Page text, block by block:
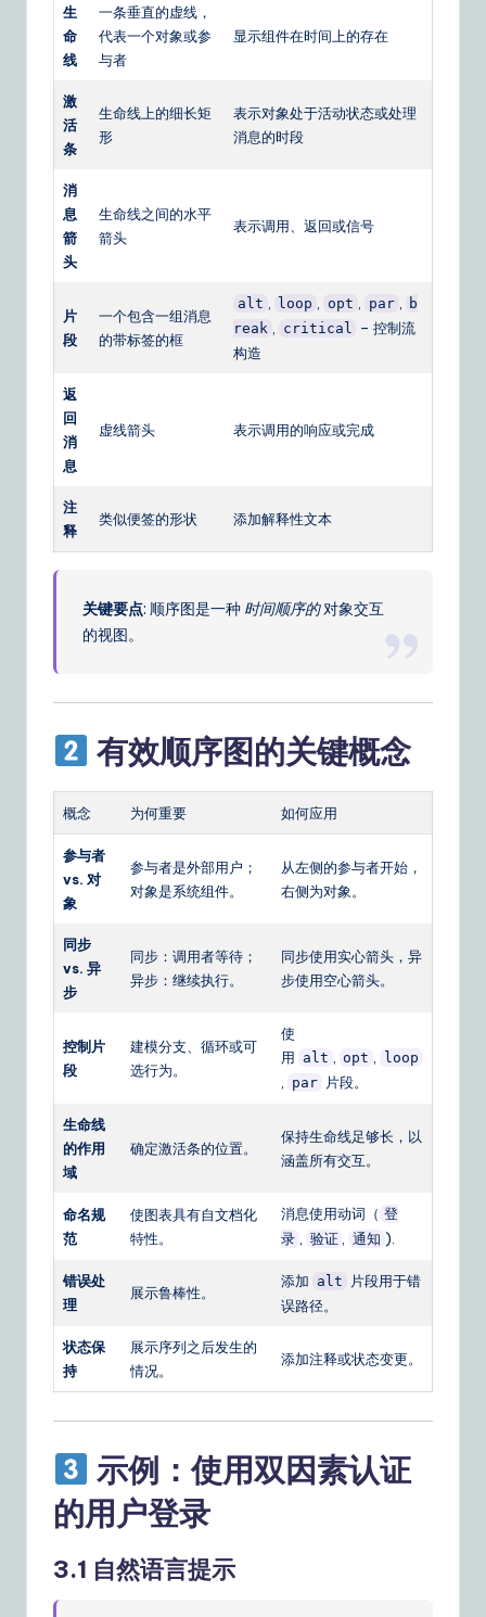
lu
ti
生
命
线
一条垂直的虚线，
代表一个对象或参
与者
显示组件在时间上的存在
激
活
条
生命线上的细长矩
形
表示对象处于活动状态或处理
消息的时段
消
息
箭
头
生命线之间的水平
箭头
表示调用、返回或信号
片
段
一个包含一组消息
的带标签的框
alt loop opt par
b
reak
critical
– 控制流
构造
返
回
消
息
虚线箭头 表示调用的响应或完成
注
释
类似便签的形状 添加解释性文本
关键要点: 顺序图是一种 时间顺序的对象交互
的视图。
有效顺序图的关键概念
概念 为何重要 如何应用
参与者
vs. 对
象
参与者是外部用户；
对象是系统组件。
从左侧的参与者开始，
右侧为对象。
同步
vs. 异
步
同步：调用者等待；
异步：继续执行。
同步使用实心箭头，异
步使用空心箭头。
控制片
段
建模分支、循环或可
选行为。
使
用 alt opt loop
par 片段。
生命线
的作用
域
确定激活条的位置。
保持生命线足够长，以
涵盖所有交互。
命名规
范
使图表具有自文档化
特性。
消息使用动词（ 登
录
验证 通知 ).
错误处
理
展示鲁棒性。
添加 alt
片段用于错
误路径。
状态保
持
展示序列之后发生的
情况。
添加注释或状态变更。
示例：使用双因素认证
的用户登录
3.1 自然语言提示